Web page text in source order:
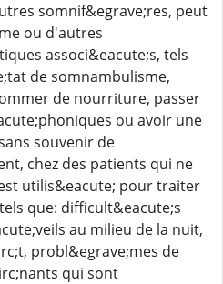
somnif&egrave;res, peut
ou d'autres
associ&eacute;s, tels
de somnambulisme,
de nourriture, passer
ou avoir une
souvenir de
chez des patients qui ne
est utilis&eacute; pour traiter
que: difficult&eacute;s
au milieu de la nuit,
probl&egrave;mes de
qui sont